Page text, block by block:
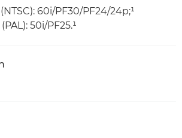
60i/PF30/PF24/24p;¹
50i/PF25.¹